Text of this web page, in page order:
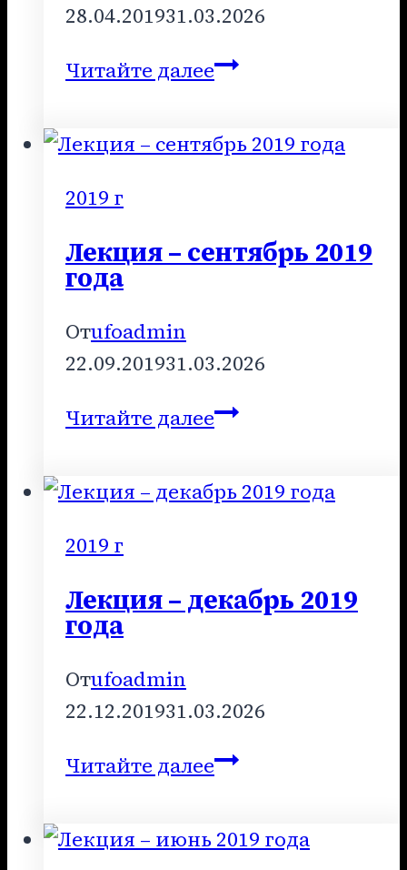
28.04.201931.03.2026
Читайте далееЛекция
январь
2019
2019 г
Лекция – сентябрь 2019
года
Отufoadmin
22.09.201931.03.2026
Читайте далееЛекция
сентябрь
2019
2019 г
Лекция – декабрь 2019
года
Отufoadmin
22.12.201931.03.2026
Читайте далееЛекция
декабрь
2019